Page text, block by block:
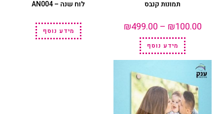
תמונות קנבס
₪100.00
–
₪499.00
מידע נוסף
לוח שנה – AN004
מידע נוסף